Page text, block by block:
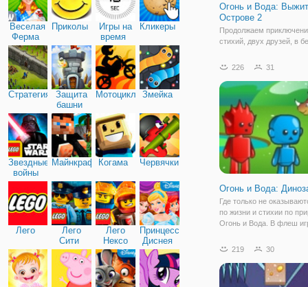
Веселая
Ферма
Приколы
Игры на
время
Кликеры
Стратегия
Защита
башни
МотоциклыЗмейка
Звездные
войны
МайнкрафтКогама Червячки
Лего
Лего
Сити
Лего
Нексо
Найтс
Принцессы
Диснея
Огонь и Вода:
Острове 2
Продолжаем
стихий, двух друзей, в
Выжить на Острове 2".
в засаду, оказавшись на
таинственном острове.
стихиям
226 31
Огонь и Вода:
Где только не
по жизни и стихии по
Огонь и Вода. В флеш
погрузятся в мир
жизнью, разгуливают по
и бродят в
219 30